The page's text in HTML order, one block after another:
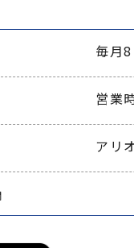
毎月
営業
アリ